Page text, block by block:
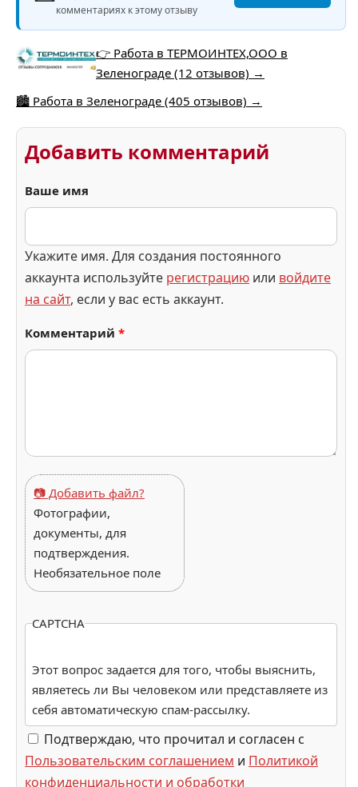
комментариях к этому отзыву
👉 Работа в ТЕРМОИНТЕХ,ООО в
Зеленограде (12 отзывов) →
🏙️ Работа в Зеленограде (405 отзывов) →
Добавить комментарий
Ваше имя
Укажите имя. Для создания постоянного
аккаунта используйте регистрацию или войдите
на сайт, если у вас есть аккаунт.
Комментарий *
📷 Добавить файл?
Фотографии,
документы, для
подтверждения.
Необязательное поле
CAPTCHA
Этот вопрос задается для того, чтобы выяснить,
являетесь ли Вы человеком или представляете из
себя автоматическую спам-рассылку.
Подтверждаю, что прочитал и согласен с
Пользовательским соглашением и Политикой
конфиденциальности и обработки